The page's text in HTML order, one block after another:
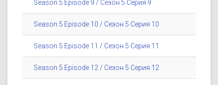
Season 5 Episode 9 / Сезон 5 Серия 9
Season 5 Episode 10 / Сезон 5 Серия 10
Season 5 Episode 11 / Сезон 5 Серия 11
Season 5 Episode 12 / Сезон 5 Серия 12